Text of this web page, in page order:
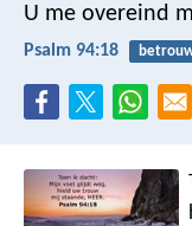
U me overeind
Psalm 94:18